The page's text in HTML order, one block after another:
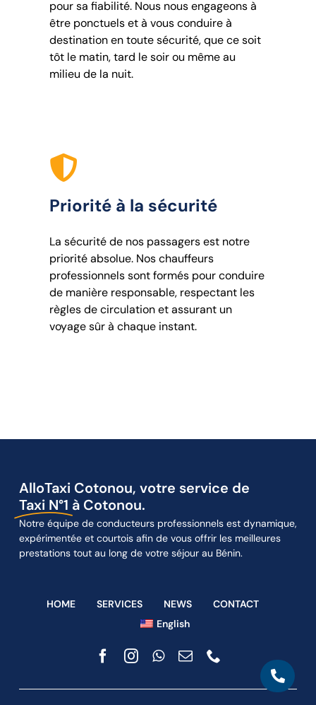
pour sa fiabilité. Nous nous engageons à
être ponctuels et à vous conduire à
destination en toute sécurité, que ce soit
tôt le matin, tard le soir ou même au
milieu de la nuit.
Priorité à la sécurité
La sécurité de nos passagers est notre
priorité absolue. Nos chauffeurs
professionnels sont formés pour conduire
de manière responsable, respectant les
règles de circulation et assurant un
voyage sûr à chaque instant.
AlloTaxi Cotonou, votre service de
Taxi N°1 à Cotonou.
Notre équipe de conducteurs professionnels est dynamique,
expérimentée et courtois afin de vous offrir les meilleures
prestations tout au long de votre séjour au Bénin.
HOME SERVICES NEWS
CONTACT
English